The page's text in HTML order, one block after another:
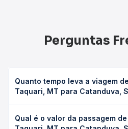
Perguntas
Quanto tempo leva a viagem
Taquari, MT para Catanduva,
SP - TODOS leva em média 12h
Qual é o valor da passagem